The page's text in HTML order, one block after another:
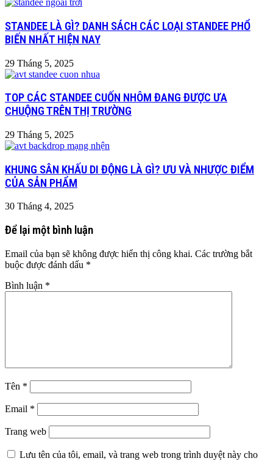
STANDEE LÀ GÌ? DANH SÁCH CÁC LOẠI STANDEE PHỔ
BIẾN NHẤT HIỆN NAY
29 Tháng 5, 2025
TOP CÁC STANDEE CUỐN NHÔM ĐANG ĐƯỢC ƯA
CHUỘNG TRÊN THỊ TRƯỜNG
29 Tháng 5, 2025
KHUNG SÂN KHẤU DI ĐỘNG LÀ GÌ? ƯU VÀ NHƯỢC ĐIỂM
CỦA SẢN PHẨM
30 Tháng 4, 2025
Để lại một bình luận
Email của bạn sẽ không được hiển thị công khai. Các trường bắt
buộc được đánh dấu *
Bình luận *
Tên *
Email *
Trang web
Lưu tên của tôi, email, và trang web trong trình duyệt này cho